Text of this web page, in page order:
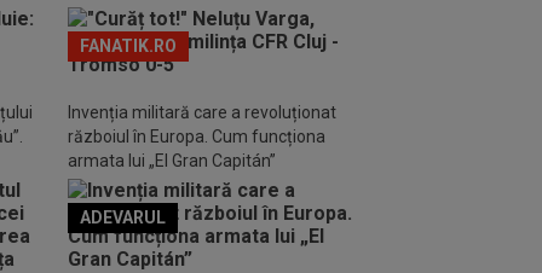
FANATIK.RO
Invenția militară care a revoluționat
războiul în Europa. Cum funcționa
armata lui „El Gran Capitán”
ADEVARUL